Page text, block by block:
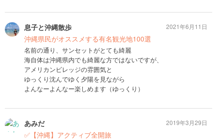
息子と沖縄散歩
沖縄県民がオススメする有名観光地100選
名前の通り、サンセットがとても綺麗
海自体は沖縄県内でも綺麗な方ではないですが、
アメリカンビレッジの雰囲気と
ゆっくり沈んでゆく夕陽を見ながら
よんなーよんなー楽しめます（ゆっくり）
2021年6月11日
あみだ
✅【沖縄】アクティブ全開旅
2019年3月29日